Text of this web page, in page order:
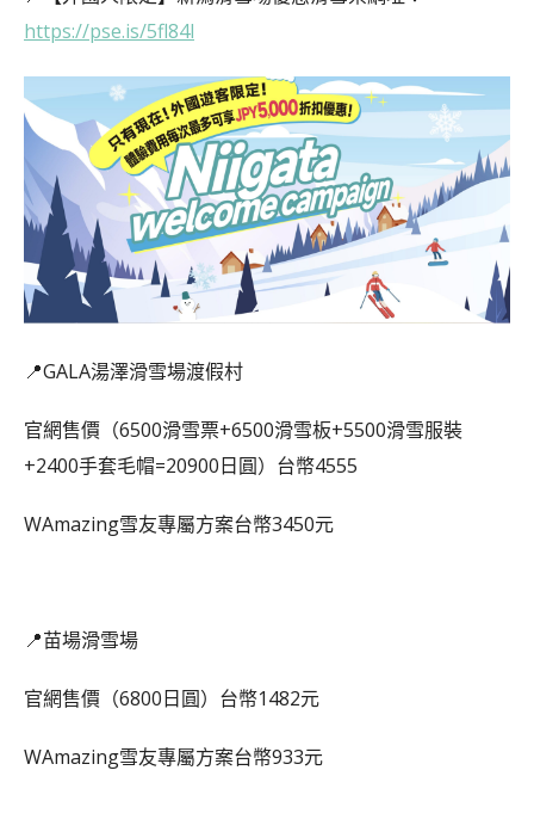
https://pse.is/5fl84l
📍GALA湯澤滑雪場渡假村
官網售價（6500滑雪票+6500滑雪板+5500滑雪服裝
+2400手套毛帽=20900日圓）台幣4555
WAmazing雪友專屬方案台幣3450元
📍苗場滑雪場
官網售價（6800日圓）台幣1482元
WAmazing雪友專屬方案台幣933元